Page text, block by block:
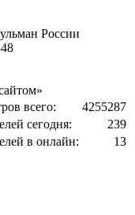
России
всего:
4255287
сегодня:
239
в онлайн:
13